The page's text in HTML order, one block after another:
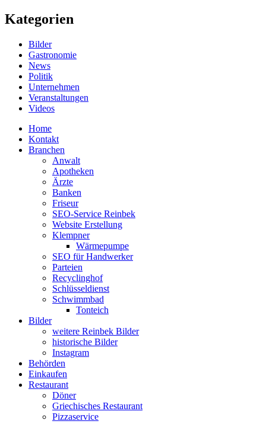
Kategorien
Bilder
Gastronomie
News
Politik
Unternehmen
Veranstaltungen
Videos
Home
Kontakt
Branchen
Anwalt
Apotheken
Ärzte
Banken
Friseur
SEO-Service Reinbek
Website Erstellung
Klempner
Wärmepumpe
SEO für Handwerker
Parteien
Recyclinghof
Schlüsseldienst
Schwimmbad
Tonteich
Bilder
weitere Reinbek Bilder
historische Bilder
Instagram
Behörden
Einkaufen
Restaurant
Döner
Griechisches Restaurant
Pizzaservice